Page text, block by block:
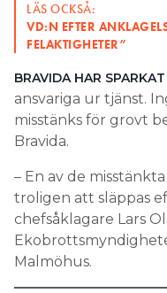
LÄS OCKSÅ:
VD:N EFTER
FELAKTIGHETER”
BRAVIDA HAR
ansvariga ur tjänst.
misstänks för grovt
Bravida.
– En av de
troligen att släppas
chefsåklagare Lars
Malmöhus.